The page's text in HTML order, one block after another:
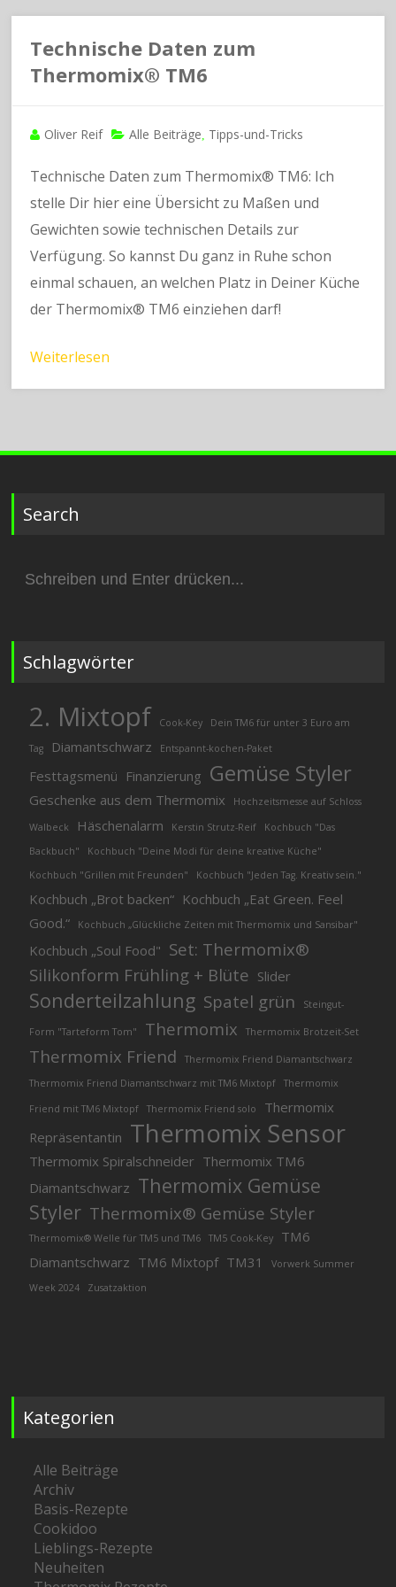
Technische Daten zum
Thermomix® TM6
Oliver Reif Alle Beiträge Tipps-und-Tricks
Technische Daten zum Thermomix® TM6: Ich
stelle Dir hier eine Übersicht zu Maßen und
Gewichten sowie technischen Details zur
Verfügung. So kannst Du ganz in Ruhe schon
einmal schauen, an welchen Platz in Deiner Küche
der Thermomix® TM6 einziehen darf!
Weiterlesen
Search
nach:
Schlagwörter
2. Mixtopf Cook-Key Dein TM6 für unter 3 Euro am
Tag Diamantschwarz Entspannt-kochen-Paket
Festtagsmenü Finanzierung Gemüse Styler
Geschenke aus dem Thermomix Hochzeitsmesse auf Schloss
Walbeck Häschenalarm Kerstin Strutz-Reif
Kochbuch "Das
Backbuch"
Kochbuch "Deine Modi für deine kreative Küche"
Kochbuch "Grillen mit Freunden"
Kochbuch "Jeden Tag. Kreativ sein."
Kochbuch „Brot backen“ Kochbuch „Eat Green. Feel
Good.“
Kochbuch „Glückliche Zeiten mit Thermomix und Sansibar"
Kochbuch „Soul Food" Set: Thermomix®
Silikonform Frühling + Blüte Slider
Sonderteilzahlung Spatel grün Steingut-
Form "Tarteform Tom" Thermomix Thermomix Brotzeit-Set
Thermomix Friend
Thermomix Friend Diamantschwarz
Thermomix Friend Diamantschwarz mit TM6 Mixtopf
Thermomix
Friend mit TM6 Mixtopf Thermomix Friend solo
Thermomix
Repräsentantin Thermomix Sensor
Thermomix Spiralschneider Thermomix TM6
Diamantschwarz Thermomix Gemüse
Styler Thermomix® Gemüse Styler
Thermomix® Welle für TM5 und TM6 TM5 Cook-Key
TM6
Diamantschwarz TM6 Mixtopf TM31
Vorwerk Summer
Week 2024
Zusatzaktion
Kategorien
Alle Beiträge
Archiv
Basis-Rezepte
Cookidoo
Lieblings-Rezepte
Neuheiten